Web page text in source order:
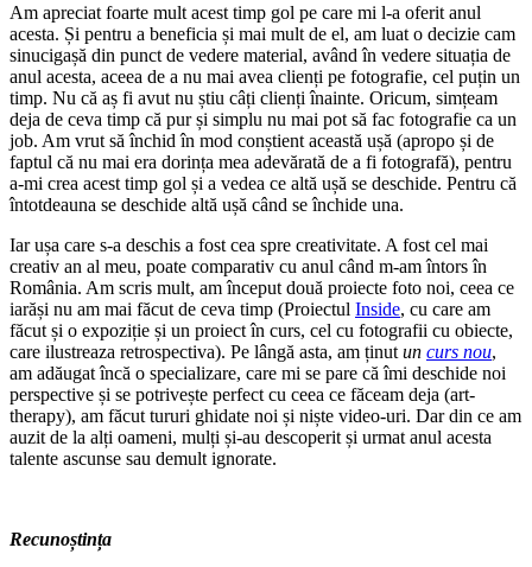
Am apreciat foarte mult acest timp gol pe care mi l-a oferit anul
acesta. Și pentru a beneficia și mai mult de el, am luat o decizie cam
sinucigașă din punct de vedere material, având în vedere situația de
anul acesta, aceea de a nu mai avea clienți pe fotografie, cel puțin un
timp. Nu că aș fi avut nu știu câți clienți înainte. Oricum, simțeam
deja de ceva timp că pur și simplu nu mai pot să fac fotografie ca un
job. Am vrut să închid în mod conștient această ușă (apropo și de
faptul că nu mai era dorința mea adevărată de a fi fotografă), pentru
a-mi crea acest timp gol și a vedea ce altă ușă se deschide. Pentru că
întotdeauna se deschide altă ușă când se închide una.
Iar ușa care s-a deschis a fost cea spre creativitate. A fost cel mai
creativ an al meu, poate comparativ cu anul când m-am întors în
România. Am scris mult, am început două proiecte foto noi, ceea ce
iarăși nu am mai făcut de ceva timp (Proiectul Inside, cu care am
făcut și o expoziție și un proiect în curs, cel cu fotografii cu obiecte,
care ilustreaza retrospectiva). Pe lângă asta, am ținut un curs nou,
am adăugat încă o specializare, care mi se pare că îmi deschide noi
perspective și se potrivește perfect cu ceea ce făceam deja (art-
therapy), am făcut tururi ghidate noi și niște video-uri. Dar din ce am
auzit de la alți oameni, mulți și-au descoperit și urmat anul acesta
talente ascunse sau demult ignorate.
Recunoștința